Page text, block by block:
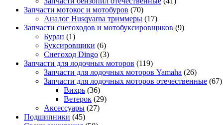
Запчасти мотокос и мотобуров (70)
Аналог Husqvarna триммеры (17)
Запчасти снегоходов и мотобуксировщиков (9)
Буран (1)
Буксировщики (6)
Снегоход Dingo (3)
Запчасти для лодочных моторов (119)
Запчасти для лодочных моторов Yamaha (26)
Запчасти для лодочных моторов отечественные (67)
Вихрь (36)
Ветерок (29)
Аксессуары (27)
Подшипники (45)